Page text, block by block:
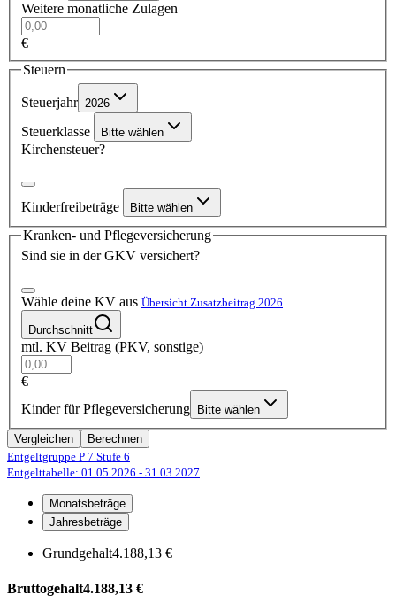
Weitere monatliche Zulagen
€
Steuern
Steuerjahr 2026
Steuerklasse Bitte wählen
Kirchensteuer?
Kinderfreibeträge Bitte wählen
Kranken- und Pflegeversicherung
Sind sie in der GKV versichert?
Wähle deine KV aus Übersicht Zusatzbeitrag 2026
Durchschnitt
mtl. KV Beitrag (PKV, sonstige)
€
Kinder für Pflegeversicherung
Bitte wählen
Vergleichen
Berechnen
Entgeltgruppe P 7 Stufe 6
Entgelttabelle: 01.05.2026 - 31.03.2027
Monatsbeträge
Jahresbeträge
Grundgehalt4.188,13 €
Bruttogehalt4.188,13 €